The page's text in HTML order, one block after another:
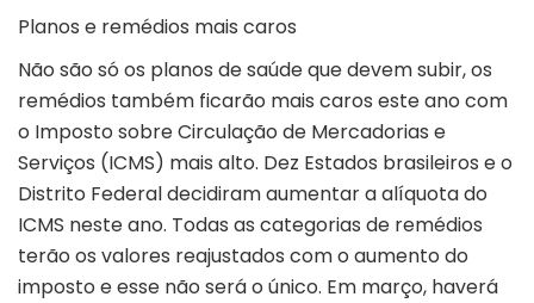
Planos e remédios mais caros
Não são só os planos de saúde que devem subir, os
remédios também ficarão mais caros este ano com
o Imposto sobre Circulação de Mercadorias e
Serviços (ICMS) mais alto. Dez Estados brasileiros e o
Distrito Federal decidiram aumentar a alíquota do
ICMS neste ano. Todas as categorias de remédios
terão os valores reajustados com o aumento do
imposto e esse não será o único. Em março, haverá